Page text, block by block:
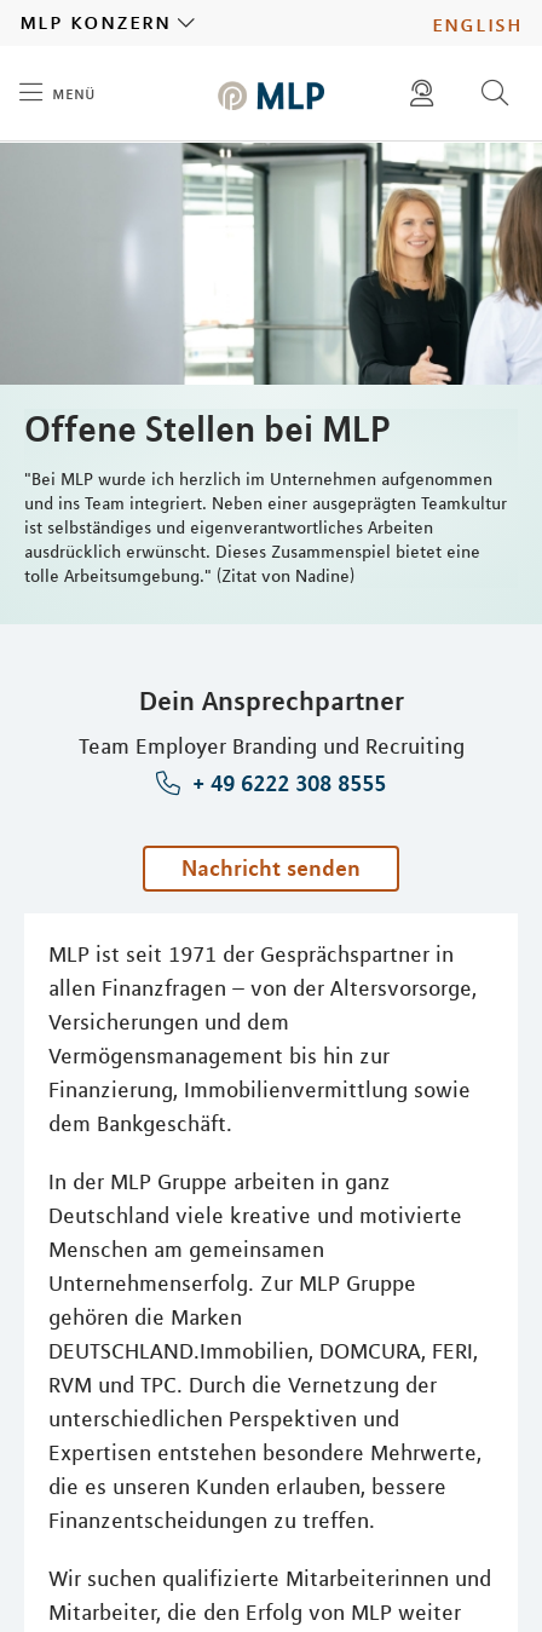
english
mlp konzern
menü
presse
investoren
karriere
diese website durchsuchen
pressemitteilungen finden
ad hoc mitteilungen finden
Offene Stellen bei MLP
"Bei MLP wurde ich herzlich im Unternehmen aufgenommen
und ins Team integriert. Neben einer ausgeprägten Teamkultur
ist selbständiges und eigenverantwortliches Arbeiten
ausdrücklich erwünscht. Dieses Zusammenspiel bietet eine
tolle Arbeitsumgebung." (Zitat von Nadine)
Dein Ansprechpartner
Team Employer Branding und Recruiting
+ 49 6222 308 8555
Nachricht senden
MLP ist seit 1971 der Gesprächspartner in
allen Finanzfragen – von der Altersvorsorge,
Versicherungen und dem
Vermögensmanagement bis hin zur
Finanzierung, Immobilienvermittlung sowie
dem Bankgeschäft.
In der MLP Gruppe arbeiten in ganz
Deutschland viele kreative und motivierte
Menschen am gemeinsamen
Unternehmenserfolg. Zur MLP Gruppe
gehören die Marken
DEUTSCHLAND.Immobilien, DOMCURA, FERI,
RVM und TPC. Durch die Vernetzung der
unterschiedlichen Perspektiven und
Expertisen entstehen besondere Mehrwerte,
die es unseren Kunden erlauben, bessere
Finanzentscheidungen zu treffen.
Wir suchen qualifizierte Mitarbeiterinnen und
Mitarbeiter, die den Erfolg von MLP weiter